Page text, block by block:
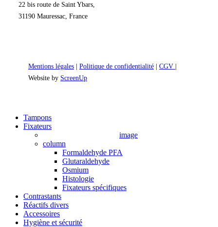
22 bis route de Saint Ybars,
31190 Mauressac, France
Mentions légales | Politique de confidentialité | CGV |
Website by ScreenUp
Close
Menu
Tampons
Fixateurs
image
column
Formaldehyde PFA
Glutaraldehyde
Osmium
Histologie
Fixateurs spécifiques
Contrastants
Réactifs divers
Accessoires
Hygiène et sécurité